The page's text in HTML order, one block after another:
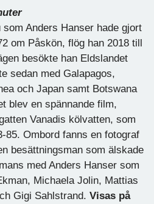
Anders Hanser hade gjort
om Påskön, flög han 2018 till
besökte han Eldslandet
sedan med Galapagos,
och Japan samt Botswana
blev en spännande film,
Vanadis kölvatten, som
85. Ombord fanns en fotograf
besättningsman som älskade
med Anders Hanser som
Michaela Jolin, Mattias
Gigi Sahlstrand. Visas på